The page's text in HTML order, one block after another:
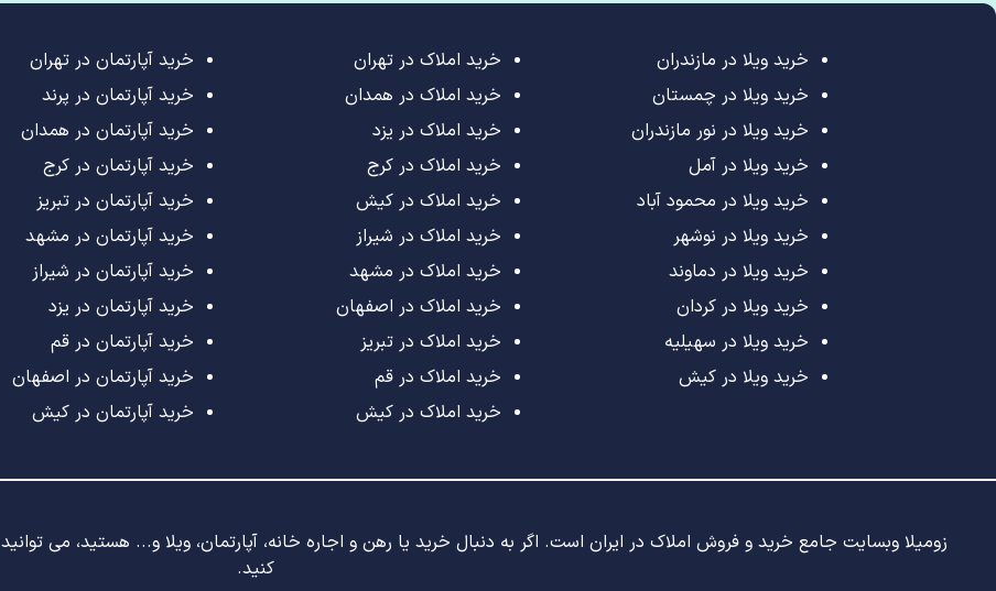
خرید ویلا در مازندران
خرید ویلا در چمستان
خرید ویلا در نور مازندران
خرید ویلا در آمل
خرید ویلا در محمود آباد
خرید ویلا در نوشهر
خرید ویلا در دماوند
خرید ویلا در کردان
خرید ویلا در سهیلیه
خرید ویلا در کیش
خرید املاک در تهران
خرید املاک در همدان
خرید املاک در یزد
خرید املاک در کرج
خرید املاک در کیش
خرید املاک در شیراز
خرید املاک در مشهد
خرید املاک در اصفهان
خرید املاک در تبریز
خرید املاک در قم
خرید املاک در کیش
خرید آپارتمان در تهران
خرید آپارتمان در پرند
خرید آپارتمان در همدان
خرید آپارتمان در کرج
خرید آپارتمان در تبریز
خرید آپارتمان در مشهد
خرید آپارتمان در شیراز
خرید آپارتمان در یزد
خرید آپارتمان در قم
خرید آپارتمان در اصفهان
خرید آپارتمان در کیش
زومیلا وبسایت جامع خرید و فروش املاک در ایران است. اگر به دنبال خرید یا رهن و اجاره خانه، آپارتمان، ویلا و... هستید، می
کنید.